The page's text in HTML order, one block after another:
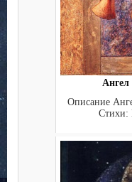
Ангел
Описание
Стихи: